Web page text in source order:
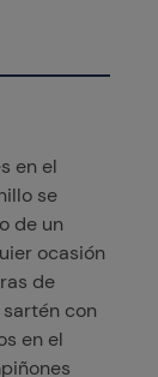
en el
se
de un
ocasión
de
con
en el